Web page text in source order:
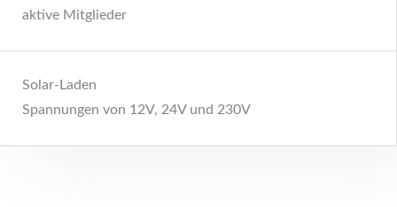
aktive Mitglieder
Solar-Laden
Spannungen von 12V, 24V und 230V